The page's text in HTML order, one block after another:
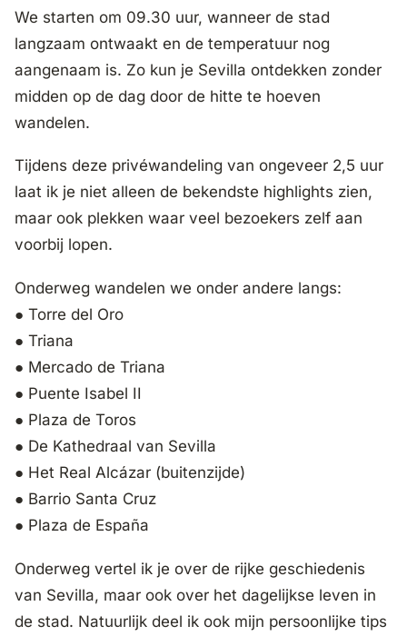
We starten om 09.30 uur, wanneer de stad
langzaam ontwaakt en de temperatuur nog
aangenaam is. Zo kun je Sevilla ontdekken zonder
midden op de dag door de hitte te hoeven
wandelen.
Tijdens deze privéwandeling van ongeveer 2,5 uur
laat ik je niet alleen de bekendste highlights zien,
maar ook plekken waar veel bezoekers zelf aan
voorbij lopen.
Onderweg wandelen we onder andere langs:
● Torre del Oro
● Triana
● Mercado de Triana
● Puente Isabel II
● Plaza de Toros
● De Kathedraal van Sevilla
● Het Real Alcázar (buitenzijde)
● Barrio Santa Cruz
● Plaza de España
Onderweg vertel ik je over de rijke geschiedenis
van Sevilla, maar ook over het dagelijkse leven in
de stad. Natuurlijk deel ik ook mijn persoonlijke tips